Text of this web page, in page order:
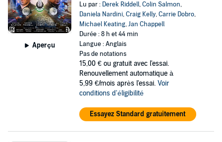
Aperçu
Lu par : Derek Riddell,Colin Salmon,
Daniela Nardini,Craig Kelly,Carrie Dobro,
Michael Keating,Jan Chappell
Durée : 8 h et 44 min
Langue : Anglais
Pas de notations
15,00 € ou gratuit avec l'essai.
Renouvellement automatique à
5,99 €/mois après l'essai. Voir
conditions d'éligibilité
Essayez Standard gratuitement